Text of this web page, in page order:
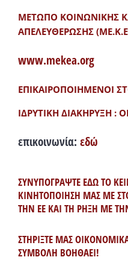
ΜΕΤΩΠΟ ΚΟΙΝΩΝΙΚΗΣ
ΑΠΕΛΕΥΘΕΡΩΣΗΣ
www.mekea.org
ΕΠΙΚΑΙΡΟΠΟΙΗΜΕΝΟΙ
ΙΔΡΥΤΙΚΗ ΔΙΑΚΗΡΥΞΗ :
επικοινωνία: εδώ
ΣΥΝΥΠΟΓΡΑΨΤΕ ΕΔΩ ΤΟ
ΚΙΝΗΤΟΠΟΙΗΣΗ ΜΑΣ ΜΕ
ΤΗΝ ΕΕ ΚΑΙ ΤΗ ΡΗΞΗ ΜΕ
ΣΤΗΡΙΞΤΕ ΜΑΣ
ΣΥΜΒΟΛΗ ΒΟΗΘΑΕΙ!